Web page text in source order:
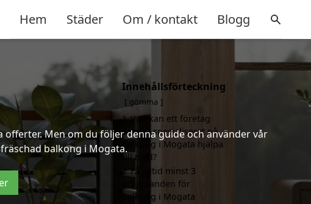
Hem Städer Om / kontakt Blogg
Men om du följer denna guide och använder vår
balkong i Mogata.
Innehållsförteckning
gömma
1 Vad kan ett företag
som är specialiserat på
balkong i Mogata hjälpa
till med?
2 Få alltid minst 3
erbjudanden för
balkong i Mogata